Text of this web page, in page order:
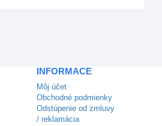
INFORMACE
Môj účet
Obchodné podmienky
Odstúpenie od zmluvy
/ reklamácia